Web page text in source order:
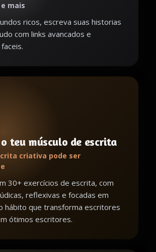
mais
ricos, escreva suas historias
com links avancados e
teu músculo de escrita
criativa pode ser
30+ exercícios de escrita, com
reflexivas e focadas em
hábito que transforma escritores
ótimos escritores.